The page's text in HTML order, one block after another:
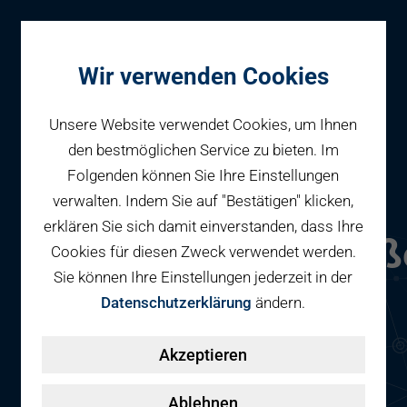
Parken
Reservieren
Fahrradparken
Geschäftspartner
Parkraumbewirtschaftung
Smart Mobility Hubs
Services
Parkgarage
- Landeszentrale
für politische
Wir verwenden Cookies
Unsere Website verwendet Cookies, um Ihnen
den bestmöglichen Service zu bieten. Im
Folgenden können Sie Ihre Einstellungen
verwalten. Indem Sie auf "Bestätigen" klicken,
erklären Sie sich damit einverstanden, dass Ihre
Cookies für diesen Zweck verwendet werden.
Sie können Ihre Einstellungen jederzeit in der
Datenschutzerklärung ändern.
Akzeptieren
Ablehnen